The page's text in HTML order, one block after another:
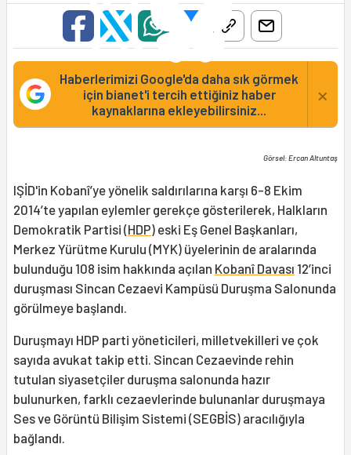
Haberlerimizi Google'da daha sık görmek
için bianet'i tercih ettiğiniz haber
kaynaklarına ekleyebilirsiniz...
×
Görsel: Ercan Altuntaş
IŞİD'in Kobanî’ye yönelik saldırılarına karşı 6-8 Ekim
2014’te yapılan eylemler gerekçe gösterilerek, Halkların
Demokratik Partisi (HDP) eski Eş Genel Başkanları,
Merkez Yürütme Kurulu (MYK) üyelerinin de aralarında
bulunduğu 108 isim hakkında açılan Kobanî Davası 12’inci
duruşması Sincan Cezaevi Kampüsü Duruşma Salonunda
görülmeye başlandı.
Duruşmayı HDP parti yöneticileri, milletvekilleri ve çok
sayıda avukat takip etti. Sincan Cezaevinde rehin
tutulan siyasetçiler duruşma salonunda hazır
bulunurken, farklı cezaevlerinde bulunanlar duruşmaya
Ses ve Görüntü Bilişim Sistemi (SEGBİS) aracılığıyla
bağlandı.